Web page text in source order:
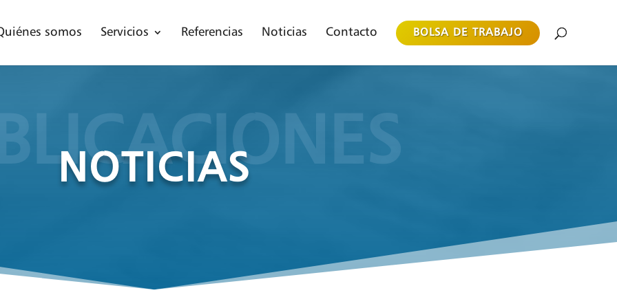
somos Servicios Referencias Noticias Contacto BOLSA DE TRABAJO
NOTICIAS